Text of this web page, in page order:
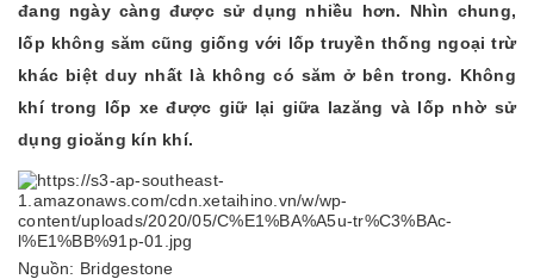
đang ngày càng được sử dụng nhiều hơn. Nhìn chung,
lốp không săm cũng giống với lốp truyền thống ngoại trừ
khác biệt duy nhất là không có săm ở bên trong. Không
khí trong lốp xe được giữ lại giữa lazăng và lốp nhờ sử
dụng gioăng kín khí.
Nguồn: Bridgestone